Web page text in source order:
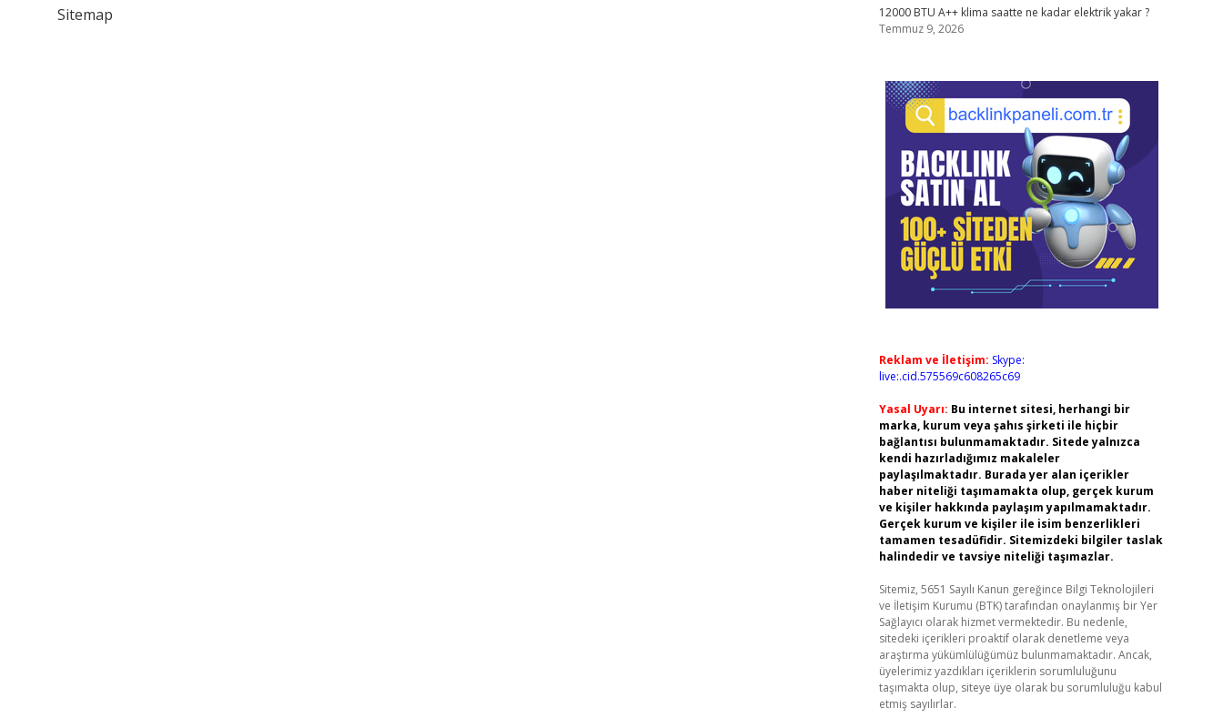
Sitemap
12000 BTU A++ klima saatte ne kadar elektrik yakar ?
Temmuz 9, 2026
Reklam ve İletişim: Skype:
live:.cid.575569c608265c69
Yasal Uyarı: Bu internet sitesi, herhangi bir
marka, kurum veya şahıs şirketi ile hiçbir
bağlantısı bulunmamaktadır. Sitede yalnızca
kendi hazırladığımız makaleler
paylaşılmaktadır. Burada yer alan içerikler
haber niteliği taşımamakta olup, gerçek kurum
ve kişiler hakkında paylaşım yapılmamaktadır.
Gerçek kurum ve kişiler ile isim benzerlikleri
tamamen tesadüfidir. Sitemizdeki bilgiler taslak
halindedir ve tavsiye niteliği taşımazlar.
Sitemiz, 5651 Sayılı Kanun gereğince Bilgi Teknolojileri
ve İletişim Kurumu (BTK) tarafından onaylanmış bir Yer
Sağlayıcı olarak hizmet vermektedir. Bu nedenle,
sitedeki içerikleri proaktif olarak denetleme veya
araştırma yükümlülüğümüz bulunmamaktadır. Ancak,
üyelerimiz yazdıkları içeriklerin sorumluluğunu
taşımakta olup, siteye üye olarak bu sorumluluğu kabul
etmiş sayılırlar.